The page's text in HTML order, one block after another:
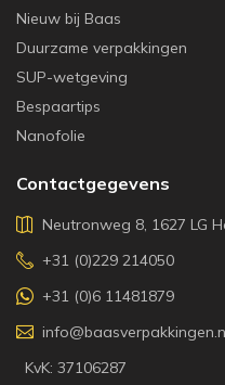
Nieuw bij Baas
Duurzame verpakkingen
SUP-wetgeving
Bespaartips
Nanofolie
Contactgegevens
Neutronweg 8, 1627 LG
+31 (0)229 214050
+31 (0)6 11481879
KvK: 37106287